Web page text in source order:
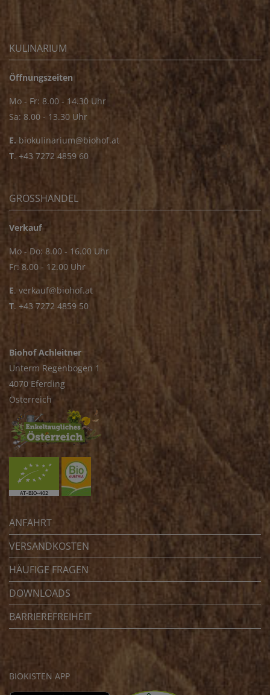
KULINARIUM
Öffnungszeiten
Mo - Fr: 8.00 - 14.30 Uhr
Sa: 8.00 - 13.30 Uhr
E. biokulinarium@biohof.at
T. +43 7272 4859 60
GROSSHANDEL
Verkauf
Mo - Do: 8.00 - 16.00 Uhr
Fr: 8.00 - 12.00 Uhr
E. verkauf@biohof.at
T. +43 7272 4859 50
Biohof Achleitner
Unterm Regenbogen 1
4070 Eferding
Österreich
ANFAHRT
VERSANDKOSTEN
HÄUFIGE FRAGEN
DOWNLOADS
BARRIEREFREIHEIT
BIOKISTEN APP